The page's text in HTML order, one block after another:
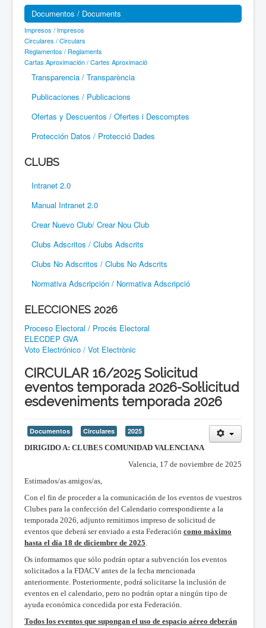
Documentos / Documents
Impresos / Impresos
Circulares / Circulars
Reglamentos / Reglaments
Cartas Aproximación / Cartes Aproximació
Transparencia / Transparència
Publicaciones / Publicacions
Ofertas y Descuentos / Ofertes i Descomptes
Protección Datos / Protecció Dades
CLUBS
Intranet 2.0
Manual Intranet 2.0
Crear Nuevo Club/ Crear Nou Club
Clubs Adscritos / Clubs Adscrits
Clubs No Adscritos / Clubs No Adscrits
Normativa Adscripción / Normativa Adscripció
ELECCIONES 2026
Proceso Electoral / Procés Electoral
ELECDEP GVA
Voto Electrónico / Vot Electrònic
CIRCULAR 16/2025 Solicitud
eventos temporada 2026-Sol·licitud
esdeveniments temporada 2026
Documentos Circulares
2025
DIRIGIDO A: CLUBES COMUNIDAD VALENCIANA
Valencia, 17 de noviembre de 2025
Estimados/as amigos/as,
Con el fin de proceder a la comunicación de los eventos de vuestros
Clubes para la confección del Calendario correspondiente a la
temporada 2026, adjunto remitimos impreso de solicitud de
eventos que deberá ser enviado a esta Federación como máximo
hasta el día 18 de diciembre de 2025
Os informamos que sólo podrán optar a subvención los eventos
solicitados a la FDACV antes de la fecha mencionada
anteriormente. Posteriormente, podrá solicitarse la inclusión de
eventos en el calendario, pero no podrán optar a ningún tipo de
ayuda económica concedida por esta Federación.
Todos los eventos que supongan el uso de espacio aéreo deberán